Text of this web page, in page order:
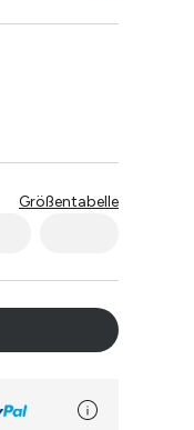
Größentabelle